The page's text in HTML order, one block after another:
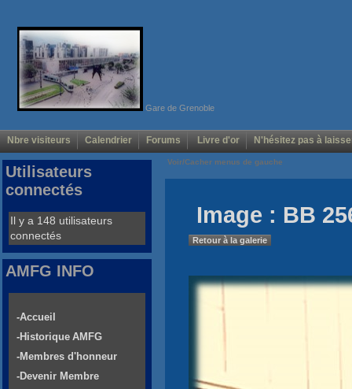
Gare de Grenoble
Nbre visiteurs Calendrier Forums Livre d'or N'hésitez pas à
Voir/Cacher menus de gauche
Image : BB
Retour à la galerie
Utilisateurs
connectés
Il y a 148 utilisateurs
connectés
AMFG INFO
-Accueil
-Historique AMFG
-Membres d'honneur
-Devenir Membre